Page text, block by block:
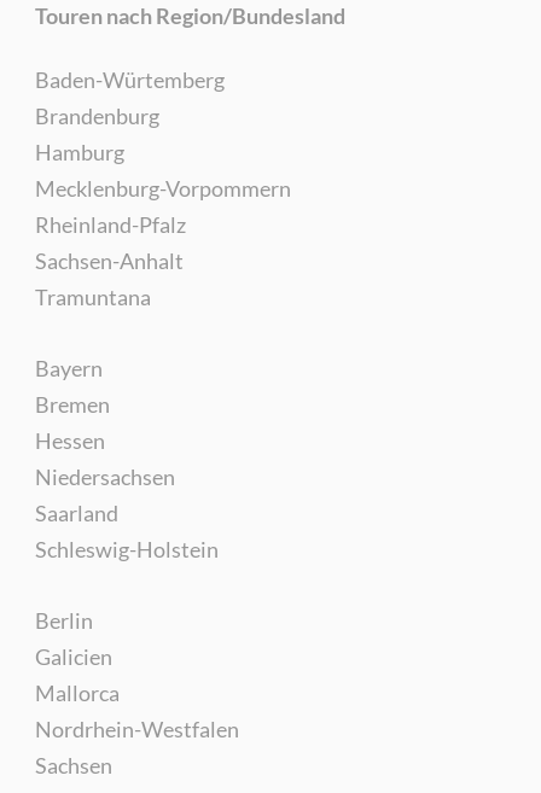
Touren nach Region/Bundesland
Baden-Würtemberg
Brandenburg
Hamburg
Mecklenburg-Vorpommern
Rheinland-Pfalz
Sachsen-Anhalt
Tramuntana
Bayern
Bremen
Hessen
Niedersachsen
Saarland
Schleswig-Holstein
Berlin
Galicien
Mallorca
Nordrhein-Westfalen
Sachsen